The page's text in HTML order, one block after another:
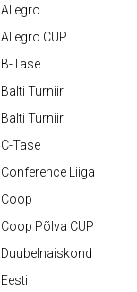
Allegro
Allegro CUP
B-Tase
Balti Turniir
Balti Turniir
C-Tase
Conference Liiga
Coop
Coop Põlva CUP
Duubelnaiskond
Eesti